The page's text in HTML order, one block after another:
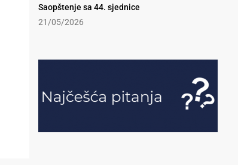
Saopštenje sa 44. sjednice
21/05/2026